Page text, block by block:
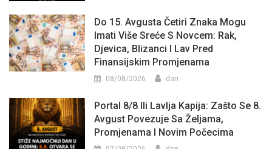
Do 15. Avgusta Četiri Znaka Mogu
Imati Više Sreće S Novcem: Rak,
Djevica, Blizanci I Lav Pred
Finansijskim Promjenama
08/08/2026 dan
Portal 8/8 Ili Lavlja Kapija: Zašto Se 8.
Avgust Povezuje Sa Željama,
Promjenama I Novim Počecima